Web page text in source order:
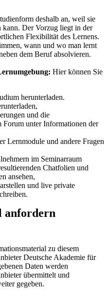
deshalb an, weil sie
kann. Der Vorzug liegt in der
Flexibilität des Lernens.
wann und wo man lernt
dem Beruf absolvieren.
Hier können Sie
herunterladen.
und die
Forum unter Informationen der
Lernmodule und andere Fragen
im Seminarraum
Chatfolien und
ansehen,
und live private
anfordern
zu diesem
Deutsche Akademie für
Daten werden
übermittelt und
gegeben.